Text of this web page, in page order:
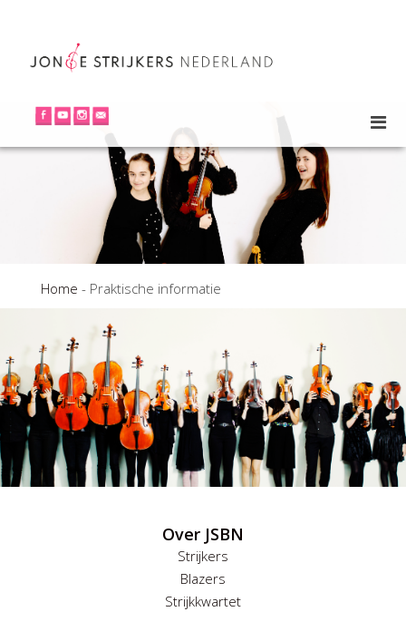
Home - Praktische informatie
Over JSBN
Strijkers
Blazers
Strijkkwartet